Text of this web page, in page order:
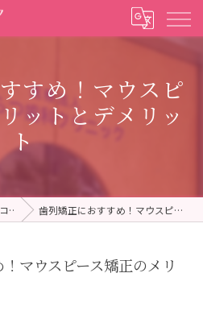
すめ！マウスピ
ットとデメリッ
ト
コラム 歯列矯正におすすめ！マウスピース矯正のメリットとデメリット
マウスピース矯正のメリ